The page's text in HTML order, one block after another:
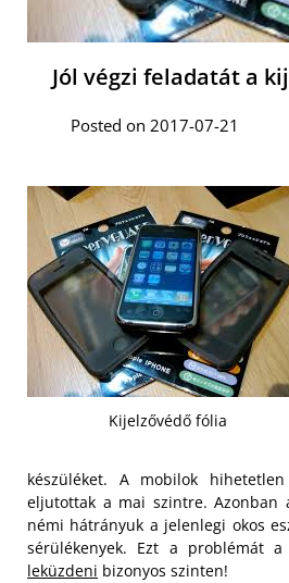
Jól végzi feladatát a
Posted on 2017-07-21
Kijelzővédő fólia
készüléket. A mobilok
eljutottak a mai szintre. Azonban
némi hátrányuk a jelenlegi okos
sérülékenyek. Ezt a problémát a
leküzdeni bizonyos szinten!